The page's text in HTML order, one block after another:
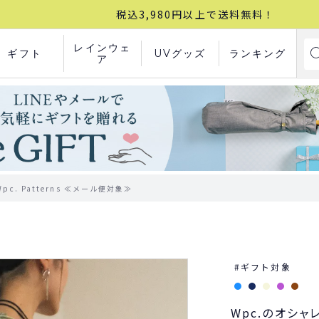
税込3,980円以上で送料無料！
ギフト
レインウェ
ア
UVグッズ ランキング
Patterns ≪メール便対象≫
ギフト対象
Wpc.のオシャ